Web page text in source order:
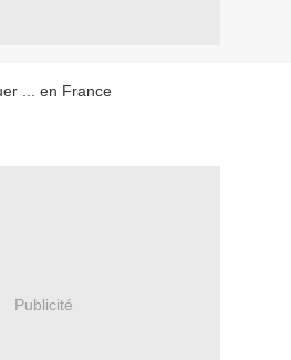
... en France
Publicité